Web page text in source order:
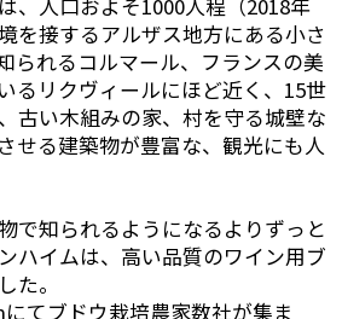
を接するアルザス地方にある小さ
られるコルマール、フランスの美
るリクヴィールにほど近く、15世
古い木組みの家、村を守る城壁な
せる建築物が豊富な、観光にも人
で知られるようになるよりずっと
ハイムは、高い品質のワイン用ブ
た。
てブドウ栽培農家数社が集ま